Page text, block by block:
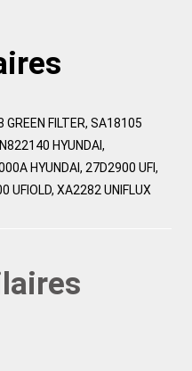
GREEN FILTER, SA18105
HYUNDAI,
HYUNDAI, 27D2900 UFI,
UFIOLD, XA2282 UNIFLUX